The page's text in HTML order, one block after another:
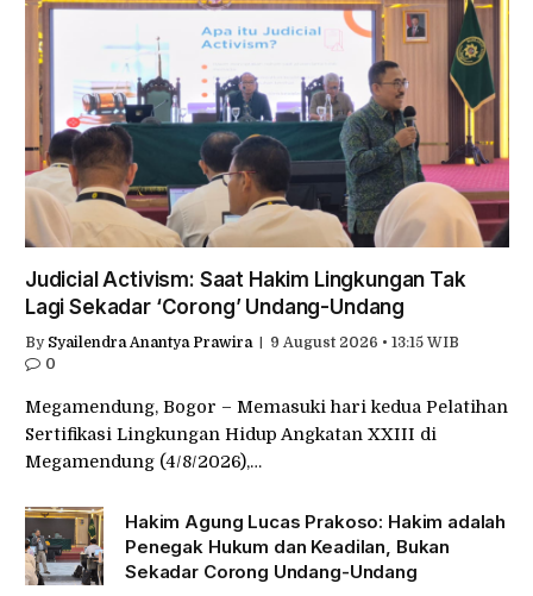
Judicial Activism: Saat Hakim Lingkungan Tak
Lagi Sekadar ‘Corong’ Undang-Undang
By Syailendra Anantya Prawira
9 August 2026 • 13:15 WIB
0
Megamendung, Bogor – Memasuki hari kedua Pelatihan
Sertifikasi Lingkungan Hidup Angkatan XXIII di
Megamendung (4/8/2026),…
Hakim Agung Lucas Prakoso: Hakim adalah
Penegak Hukum dan Keadilan, Bukan
Sekadar Corong Undang-Undang